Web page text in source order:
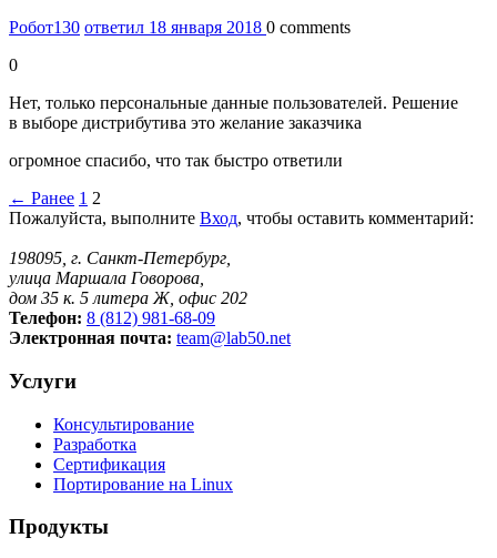
Робот130 ответил 18 января 2018 0 comments
0
Нет, только персональные данные пользователей. Решение
в выборе дистрибутива это желание заказчика
огромное спасибо, что так быстро ответили
← Ранее 1 2
Пожалуйста, выполните Вход, чтобы оставить комментарий:
198095, г. Санкт-Петербург,
улица Маршала Говорова,
дом 35 к. 5 литера Ж, офис 202
Телефон: 8 (812) 981-68-09
Электронная почта: team@lab50.net
Услуги
Консультирование
Разработка
Сертификация
Портирование на Linux
Продукты